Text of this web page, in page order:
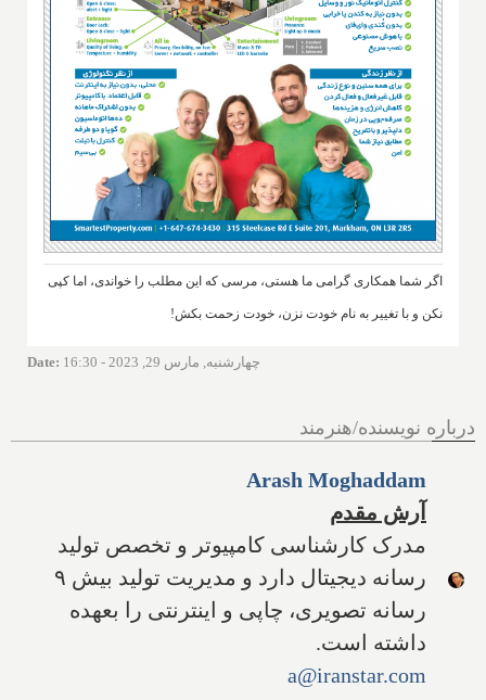
اگر شما همکاری گرامی ما هستی، مرسی که این مطلب را خواندی، اما کپی
نکن و با تغییر به نام خودت نزن، خودت زحمت بکش!
Date: چهارشنبه, مارس 29, 2023 - 16:30
درباره نویسنده/هنرمند
Arash Moghaddam
آرش مقدم
مدرک کارشناسی کامپیوتر و تخصص تولید
رسانه دیجیتال دارد و مدیریت تولید بیش ۹
رسانه تصویری، چاپی و اینترنتی را بعهده
داشته است.
a@iranstar.com